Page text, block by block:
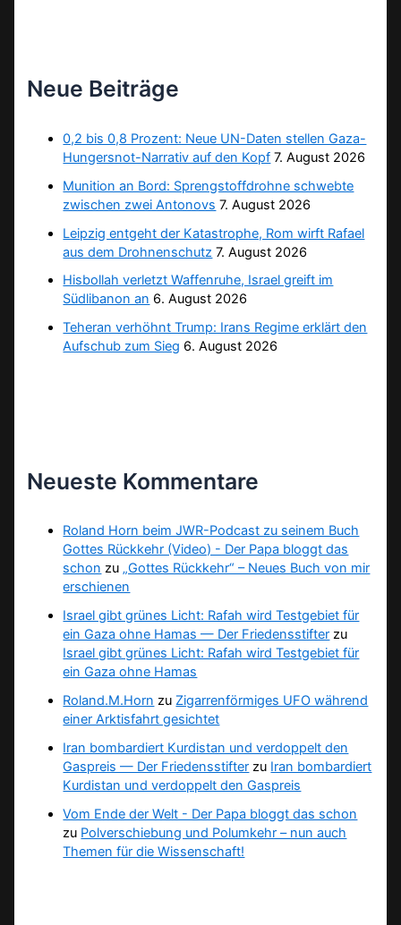
Neue Beiträge
0,2 bis 0,8 Prozent: Neue UN-Daten stellen Gaza-
Hungersnot-Narrativ auf den Kopf 7. August 2026
Munition an Bord: Sprengstoffdrohne schwebte
zwischen zwei Antonovs 7. August 2026
Leipzig entgeht der Katastrophe, Rom wirft Rafael
aus dem Drohnenschutz 7. August 2026
Hisbollah verletzt Waffenruhe, Israel greift im
Südlibanon an 6. August 2026
Teheran verhöhnt Trump: Irans Regime erklärt den
Aufschub zum Sieg 6. August 2026
Neueste Kommentare
Roland Horn beim JWR-Podcast zu seinem Buch
Gottes Rückkehr (Video) - Der Papa bloggt das
schon zu „Gottes Rückkehr“ – Neues Buch von mir
erschienen
Israel gibt grünes Licht: Rafah wird Testgebiet für
ein Gaza ohne Hamas — Der Friedensstifter zu
Israel gibt grünes Licht: Rafah wird Testgebiet für
ein Gaza ohne Hamas
Roland.M.Horn zu Zigarrenförmiges UFO während
einer Arktisfahrt gesichtet
Iran bombardiert Kurdistan und verdoppelt den
Gaspreis — Der Friedensstifter zu Iran bombardiert
Kurdistan und verdoppelt den Gaspreis
Vom Ende der Welt - Der Papa bloggt das schon
zu Polverschiebung und Polumkehr – nun auch
Themen für die Wissenschaft!